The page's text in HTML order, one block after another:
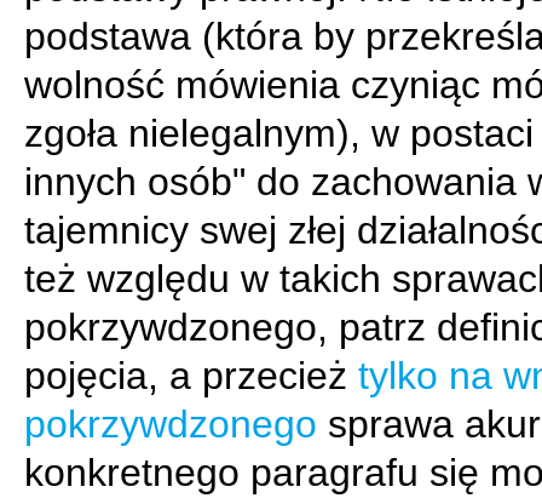
podstawa (która by
wolność mówienia czyniąc
zgoła nielegalnym), w
innych osób" do zachowania
tajemnicy swej złej
też względu w takich
pokrzywdzonego, patrz
pojęcia, a przecież tylko na
pokrzywdzonego sprawa
konkretnego paragrafu się